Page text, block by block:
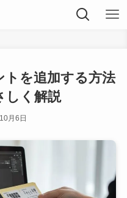
トを追加する方法
しく解説
月6日